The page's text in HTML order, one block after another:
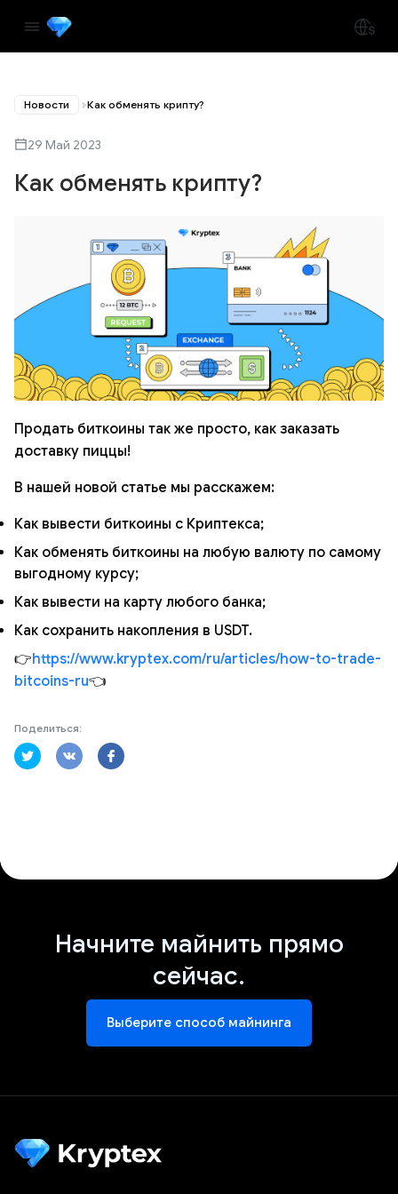
Новости Как обменять крипту?
29 Май 2023
Как обменять крипту?
Продать биткоины так же просто, как заказать
доставку пиццы!
В нашей новой статье мы расскажем:
Как вывести биткоины с Криптекса;
Как обменять биткоины на любую валюту по самому
выгодному курсу;
Как вывести на карту любого банка;
Как сохранить накопления в USDT.
👉https://www.kryptex.com/ru/articles/how-to-trade-
bitcoins-ru👈
Поделиться:
Начните майнить прямо
сейчас.
Выберите способ майнинга